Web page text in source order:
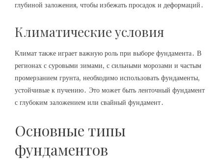
глубиной заложения, чтобы избежать просадок и деформаций․
Климатические условия
Климат также играет важную роль при выборе фундамента․ В
регионах с суровыми зимами, с сильными морозами и частым
промерзанием грунта, необходимо использовать фундаменты,
устойчивые к пучению․ Это может быть ленточный фундамент
с глубоким заложением или свайный фундамент․
Основные типы
фундаментов